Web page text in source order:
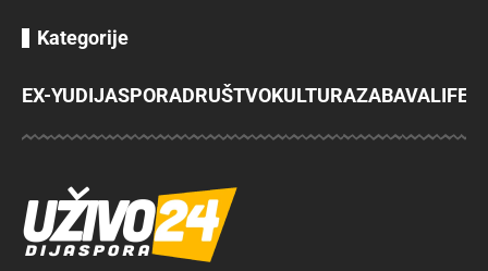
Kategorije
EX-YUDIJASPORADRUŠTVOKULTURAZABAVA